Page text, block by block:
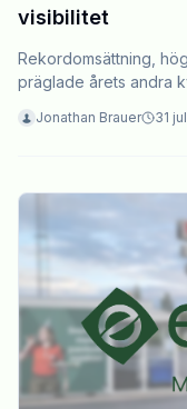
visibilitet
Rekordomsättning,
präglade årets andra
Jonathan Brauer 31